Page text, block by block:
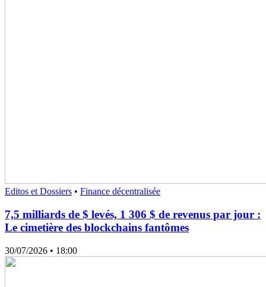
Editos et Dossiers • Finance décentralisée
7,5 milliards de $ levés, 1 306 $ de revenus par jour :
Le cimetière des blockchains fantômes
30/07/2026 • 18:00